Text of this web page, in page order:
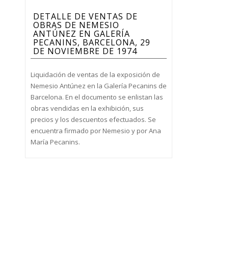
DETALLE DE VENTAS DE
OBRAS DE NEMESIO
ANTÚNEZ EN GALERÍA
PECANINS, BARCELONA, 29
DE NOVIEMBRE DE 1974
Liquidación de ventas de la exposición de
Nemesio Antúnez en la Galería Pecanins de
Barcelona. En el documento se enlistan las
obras vendidas en la exhibición, sus
precios y los descuentos efectuados. Se
encuentra firmado por Nemesio y por Ana
María Pecanins.